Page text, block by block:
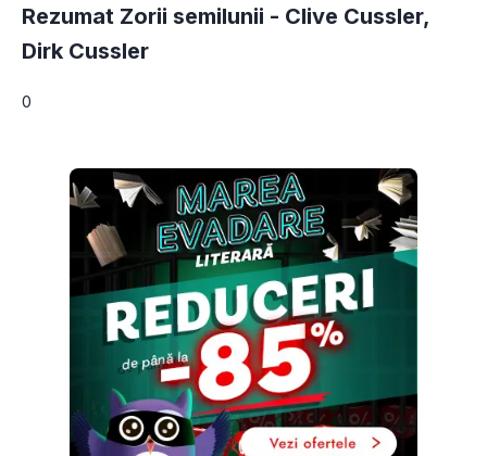
Rezumat Zorii semilunii - Clive Cussler,
Dirk Cussler
0